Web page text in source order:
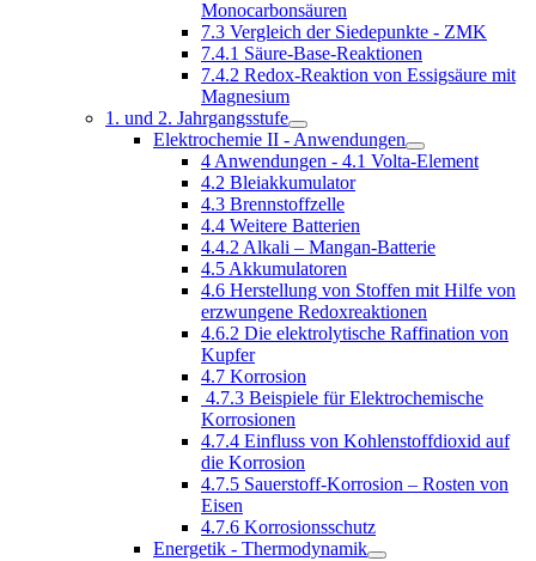
Monocarbonsäuren
7.3 Vergleich der Siedepunkte - ZMK
7.4.1 Säure-Base-Reaktionen
7.4.2 Redox-Reaktion von Essigsäure mit
Magnesium
1. und 2. Jahrgangsstufe
Elektrochemie II - Anwendungen
4 Anwendungen - 4.1 Volta-Element
4.2 Bleiakkumulator
4.3 Brennstoffzelle
4.4 Weitere Batterien
4.4.2 Alkali – Mangan-Batterie
4.5 Akkumulatoren
4.6 Herstellung von Stoffen mit Hilfe von
erzwungene Redoxreaktionen
4.6.2 Die elektrolytische Raffination von
Kupfer
4.7 Korrosion
4.7.3 Beispiele für Elektrochemische
Korrosionen
4.7.4 Einfluss von Kohlenstoffdioxid auf
die Korrosion
4.7.5 Sauerstoff-Korrosion – Rosten von
Eisen
4.7.6 Korrosionsschutz
Energetik - Thermodynamik